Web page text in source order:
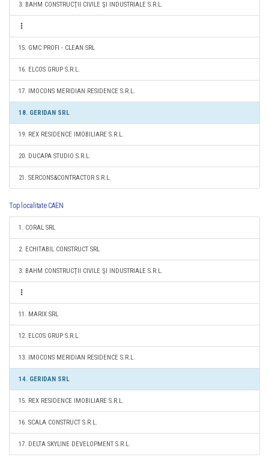
3. BAHM CONSTRUCŢII CIVILE ŞI INDUSTRIALE S.R.L.
15. GMC PROFI - CLEAN SRL
16. ELCOS GRUP S.R.L.
17. IMOCONS MERIDIAN RESIDENCE S.R.L.
18. GERIDAN SRL
19. REX RESIDENCE IMOBILIARE S.R.L.
20. DUCAPA STUDIO S.R.L.
21. SERCONS&CONTRACTOR S.R.L.
Top localitate CAEN
1. CORAL SRL
2. ECHITABIL CONSTRUCT SRL
3. BAHM CONSTRUCŢII CIVILE ŞI INDUSTRIALE S.R.L.
11. MARIX SRL
12. ELCOS GRUP S.R.L.
13. IMOCONS MERIDIAN RESIDENCE S.R.L.
14. GERIDAN SRL
15. REX RESIDENCE IMOBILIARE S.R.L.
16. SCALA CONSTRUCT S.R.L.
17. DELTA SKYLINE DEVELOPMENT S.R.L.